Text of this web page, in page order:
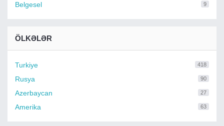
Belgesel 9
ÖLKƏLƏR
Turkiye 418
Rusya 90
Azerbaycan 27
Amerika 63